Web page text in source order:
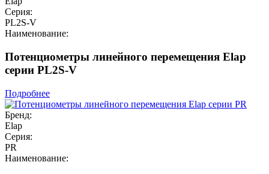
Серия:
PL2S-V
Наименование:
Потенциометры линейного перемещения Elap
серии PL2S-V
Подробнее
Бренд:
Elap
Серия:
PR
Наименование: